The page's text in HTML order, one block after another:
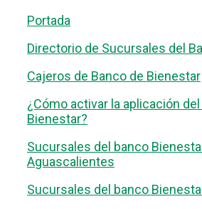
Portada
Directorio de Sucursales del
Cajeros de Banco de Bienestar
¿Cómo activar la aplicación del
Bienestar?
Sucursales del banco
Aguascalientes
Sucursales del banco